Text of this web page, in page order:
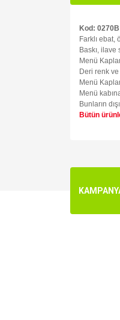
Kod:
Farklı ebat,
Baskı,
Menü
Deri renk
Menü
Menü
Bunların
Bütün